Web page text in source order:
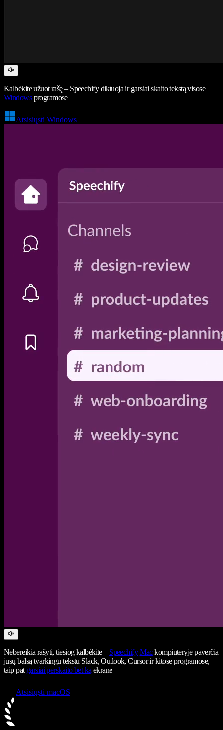
Kalbėkite užuot rašę – Speechify diktuoja ir garsiai skaito tekstą visose
Windowsprogramose
Atsisiųsti Windows
Nebereikia rašyti, tiesiog kalbėkite – Speechify Mackompiuteryje paverčia
jūsų balsą tvarkingu tekstu Slack, Outlook, Cursor ir kitose programose,
taip pat garsiai perskaito bet ką ekrane
Atsisiųsti macOS